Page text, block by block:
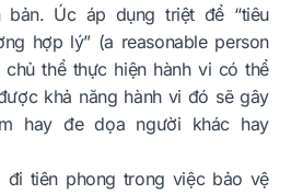
Úc áp dụng triệt để “tiêu
hợp lý” (a reasonable person
thể thực hiện hành vi có thể
khả năng hành vi đó sẽ gây
hay đe dọa người khác hay
đi tiên phong trong việc bảo vệ